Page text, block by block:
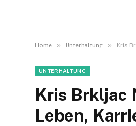
Home » Unterhaltung » Kris
UNTERHALTUNG
Kris Brkljac
Leben,